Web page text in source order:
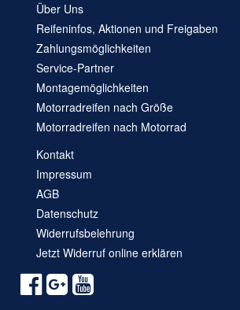
Über Uns
Reifeninfos, Aktionen und Freigaben
Zahlungsmöglichkeiten
Service-Partner
Montagemöglichkeiten
Motorradreifen nach Größe
Motorradreifen nach Motorrad
Kontakt
Impressum
AGB
Datenschutz
Widerrufsbelehrung
Jetzt Widerruf online erklären